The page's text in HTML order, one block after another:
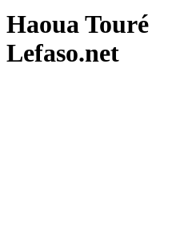
Haoua Touré
Lefaso.net